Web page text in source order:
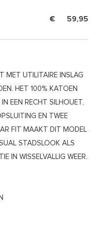
59,95
MET UTILITAIRE INSLAG
HET 100% KATOEN
EEN RECHT SILHOUET,
EN TWEE
FIT MAAKT DIT MODEL
STADSLOOK ALS
IN WISSELVALLIG WEER.